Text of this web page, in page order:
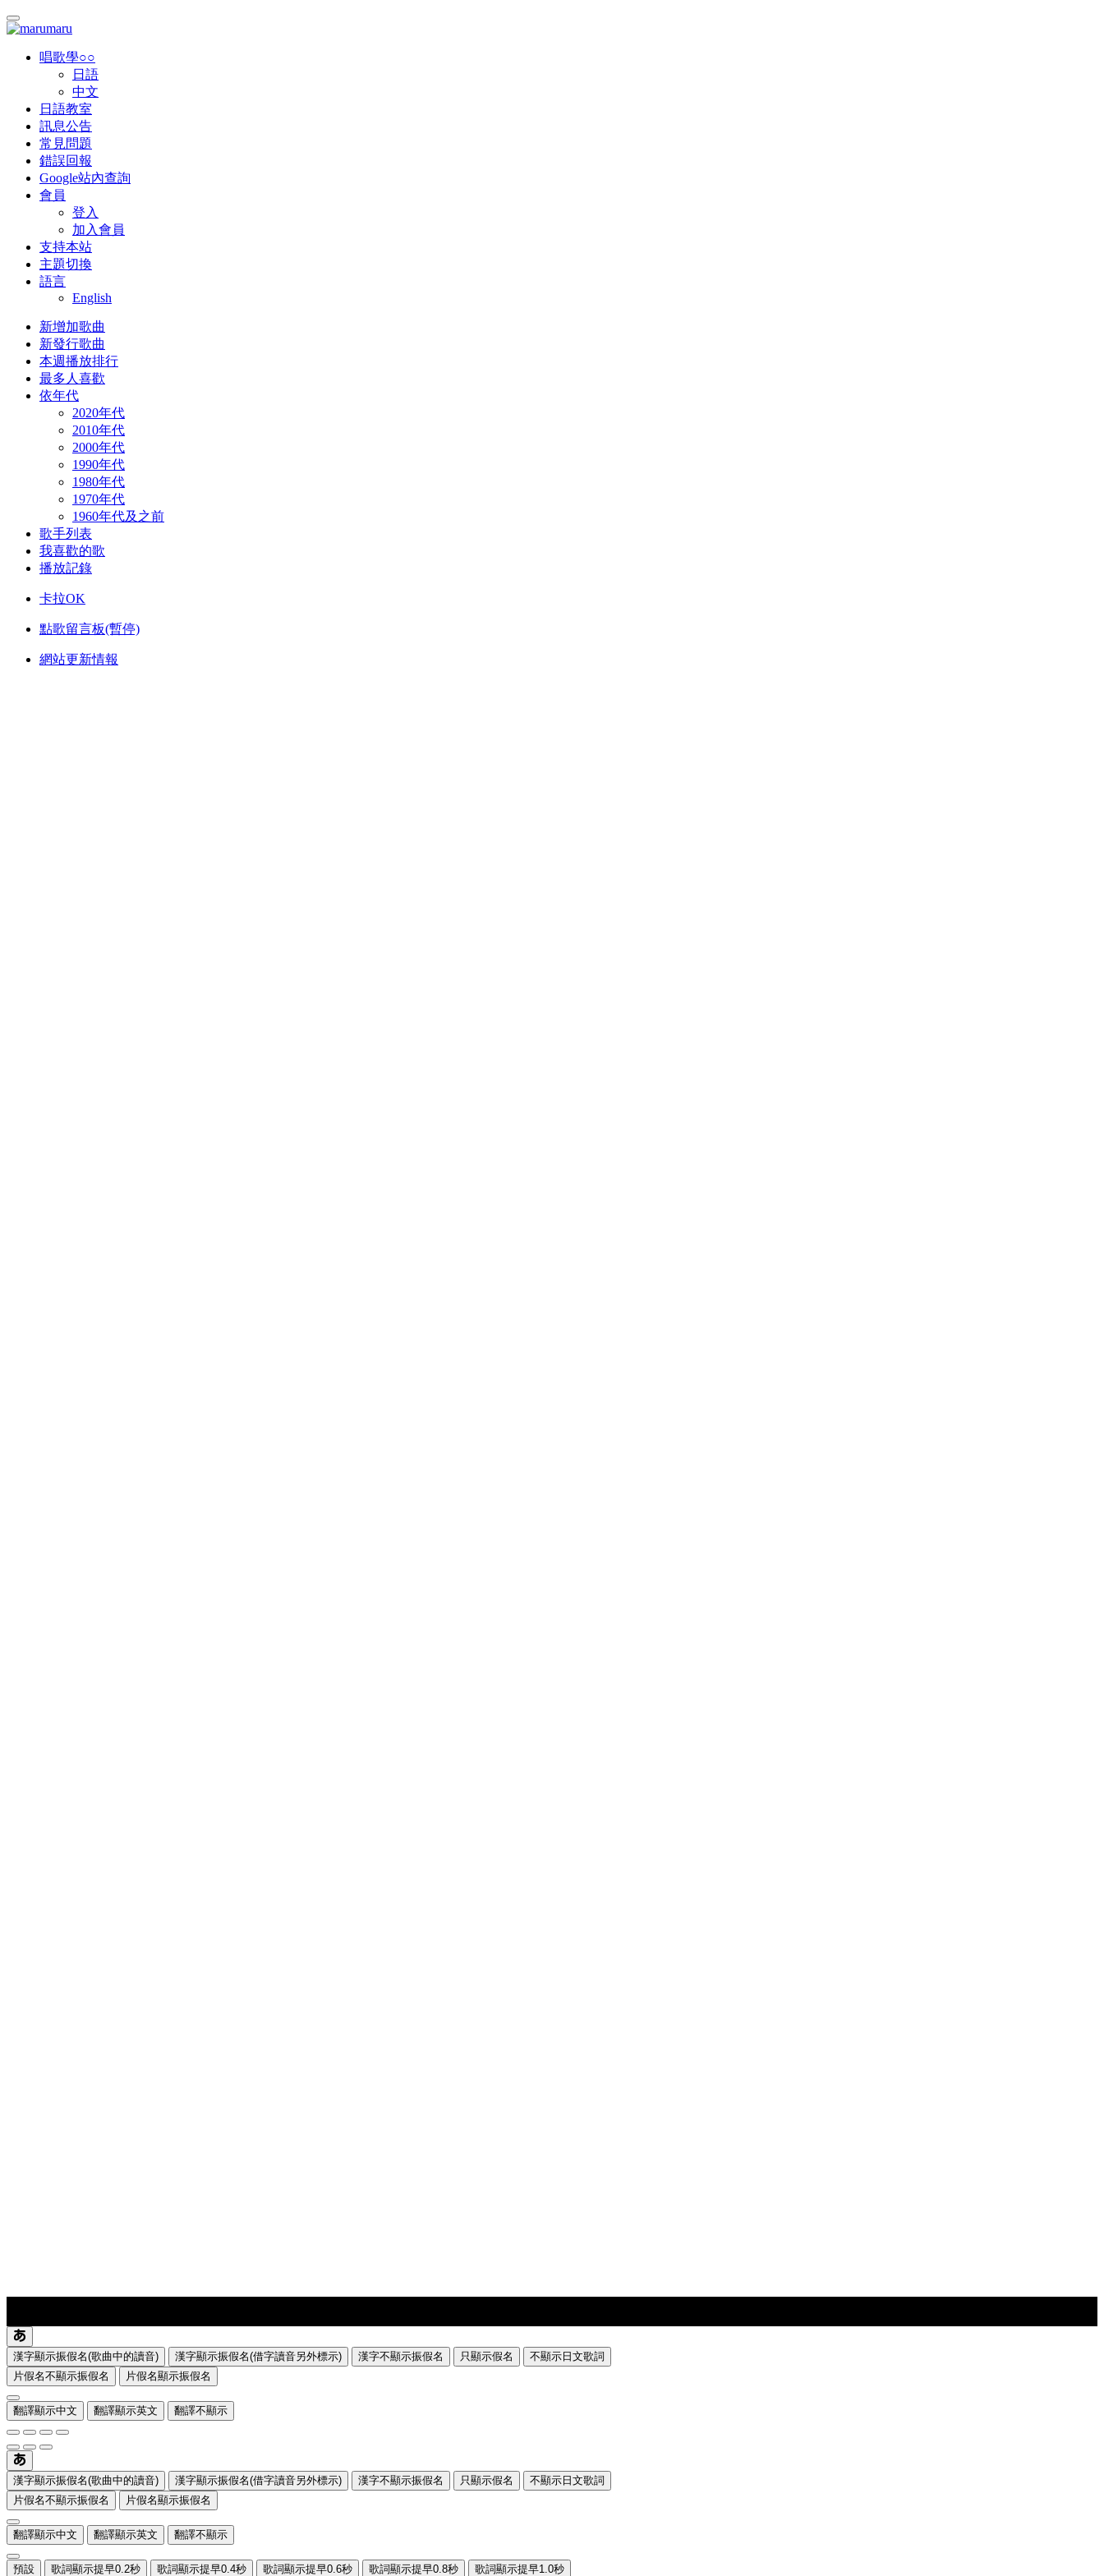
唱歌學○○
日語
中文
日語教室
訊息公告
常見問題
錯誤回報
Google站內查詢
會員
登入
加入會員
支持本站
主題切換
語言
English
新增加歌曲
新發行歌曲
本週播放排行
最多人喜歡
依年代
2020年代
2010年代
2000年代
1990年代
1980年代
1970年代
1960年代及之前
歌手列表
我喜歡的歌
播放記錄
卡拉OK
點歌留言板(暫停)
網站更新情報
漢字顯示振假名(歌曲中的讀音) 漢字顯示振假名(借字讀音另外標示) 漢字不顯示振假名 只顯示假名
不顯示日文歌詞
片假名不顯示振假名
片假名顯示振假名
翻譯顯示中文 翻譯顯示英文 翻譯不顯示
漢字顯示振假名(歌曲中的讀音) 漢字顯示振假名(借字讀音另外標示) 漢字不顯示振假名 只顯示假名
不顯示日文歌詞
片假名不顯示振假名
片假名顯示振假名
翻譯顯示中文 翻譯顯示英文 翻譯不顯示
預設 歌詞顯示提早0.2秒 歌詞顯示提早0.4秒 歌詞顯示提早0.6秒 歌詞顯示提早0.8秒 歌詞顯示提早1.0秒